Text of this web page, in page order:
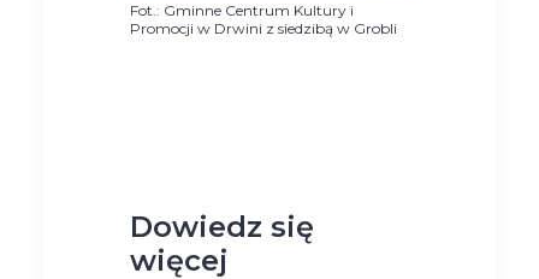
Fot.: Gminne Centrum Kultury i
Promocji w Drwini z siedzibą w Grobli
Dowiedz się
więcej